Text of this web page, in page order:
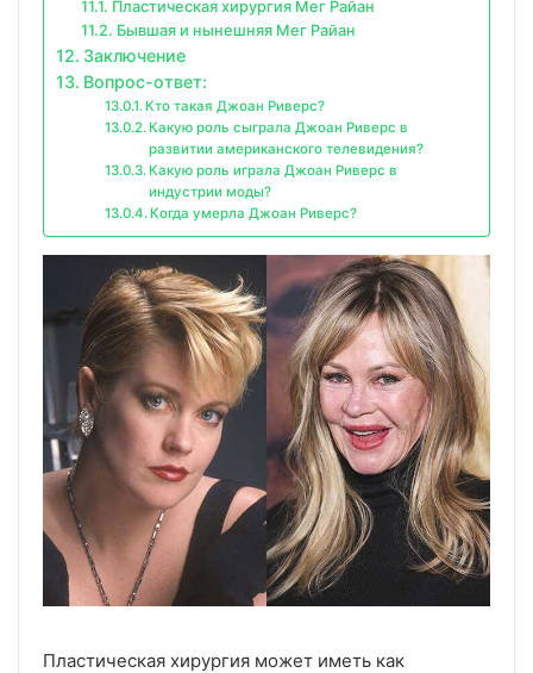
Пластическая хирургия Мег Райан
Бывшая и нынешняя Мег Райан
Заключение
Вопрос-ответ:
Кто такая Джоан Риверс?
Какую роль сыграла Джоан Риверс в
развитии американского телевидения?
Какую роль играла Джоан Риверс в
индустрии моды?
Когда умерла Джоан Риверс?
Пластическая хирургия может иметь как